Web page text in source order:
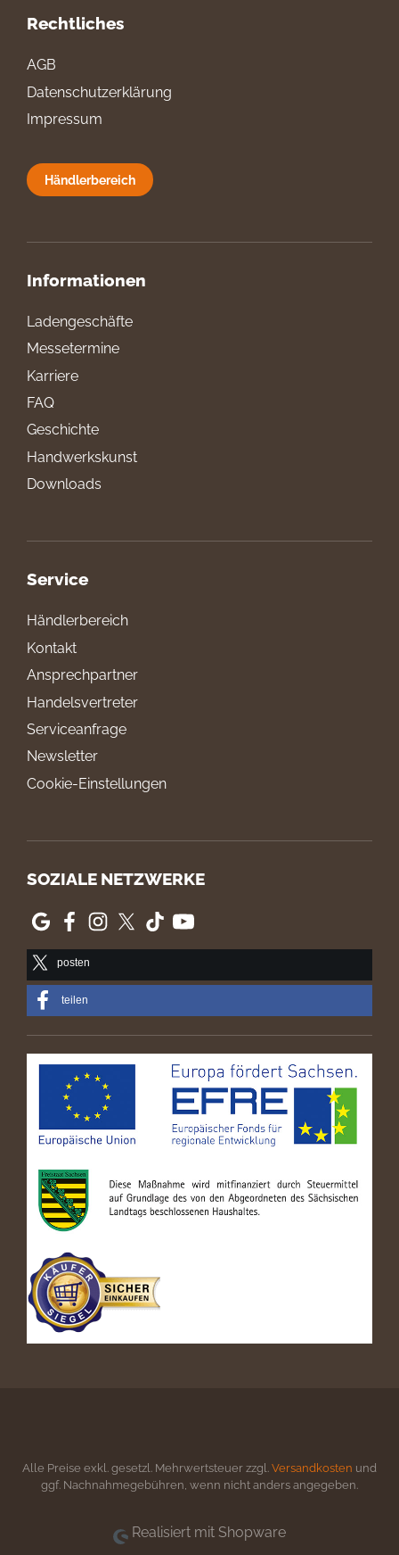
Rechtliches
AGB
Datenschutzerklärung
Impressum
Händlerbereich
Informationen
Ladengeschäfte
Messetermine
Karriere
FAQ
Geschichte
Handwerkskunst
Downloads
Service
Händlerbereich
Kontakt
Ansprechpartner
Handelsvertreter
Serviceanfrage
Newsletter
Cookie-Einstellungen
SOZIALE NETZWERKE
posten
teilen
Alle Preise exkl. gesetzl. Mehrwertsteuer zzgl. Versandkosten und
ggf. Nachnahmegebühren, wenn nicht anders angegeben.
Realisiert mit Shopware